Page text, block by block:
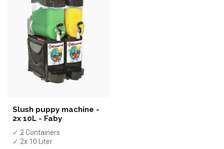
Slush puppy machine -
2x 10L - Faby
✓ 2 Containers
✓ 2x 10 Liter